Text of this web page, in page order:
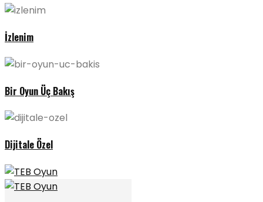
İzlenim
Bir Oyun Üç Bakış
Dijitale Özel